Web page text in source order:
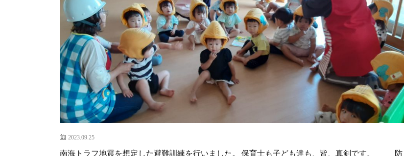
2023.09.25
南海トラフ地震を想定した避難訓練を行いました。 保育士も子ども達も、皆、真剣です。 防